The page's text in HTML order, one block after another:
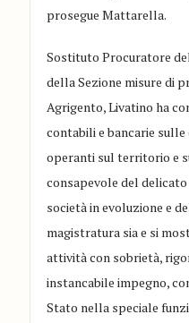
prosegue Mattarella.
Sostituto Procuratore
della Sezione misure di
Agrigento, Livatino ha
contabili e bancarie
operanti sul territorio e
consapevole del
società in evoluzione e
magistratura sia e si
attività con sobrietà,
instancabile impegno,
Stato nella speciale